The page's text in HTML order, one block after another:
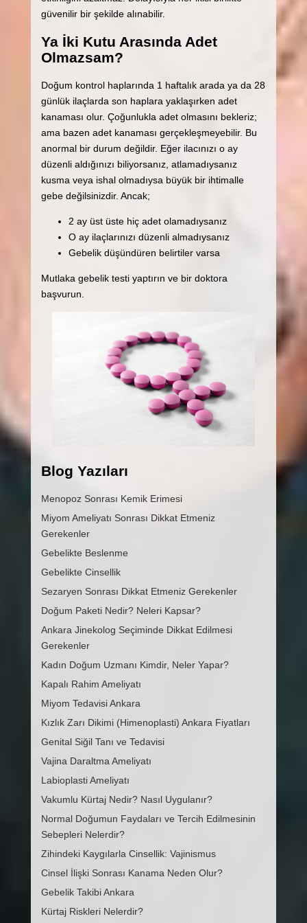
güvenilir bir şekilde alınabilir.
Ya İki Kutu Arasında Adet
Olmazsam?
Doğum kontrol haplarında 1 haftalık arada ya da 28
günlük ilaçlarda son haplara yaklaşırken adet
kanaması olur. Çoğunlukla adet olmasını bekleriz;
ama bazen adet kanaması gerçekleşmeyebilir. Bu
anormal bir durum değildir. Eğer ilacınızı o ay
düzenli aldığınızı biliyorsanız, atlamadıysanız
kusma veya ishal olmadıysa büyük bir ihtimalle
gebe değilsinizdir. Ancak;
2 ay üst üste hiç adet olamadıysanız
O ay ilaçlarınızı düzenli almadıysanız
Gebelik düşündüren belirtiler varsa
Mutlaka gebelik testi yaptırın ve bir doktora
başvurun.
Blog Yazıları
Menopoz Sonrası Kemik Erimesi
Miyom Ameliyatı Sonrası Dikkat Etmeniz
Gerekenler
Gebelikte Beslenme
Gebelikte Cinsellik
Sezaryen Sonrası Dikkat Etmeniz Gerekenler
Doğum Paketi Nedir? Neleri Kapsar?
Ankara Jinekolog Seçiminde Dikkat Edilmesi
Gerekenler
Kadın Doğum Uzmanı Kimdir, Neler Yapar?
Kapalı Rahim Ameliyatı
Miyom Tedavisi Ankara
Kızlık Zarı Dikimi (Himenoplasti) Ankara Fiyatları
Genital Siğil Tanı ve Tedavisi
Vajina Daraltma Ameliyatı
Labioplasti Ameliyatı
Vakumlu Kürtaj Nedir? Nasıl Uygulanır?
Normal Doğumun Faydaları ve Tercih Edilmesinin
Sebepleri Nelerdir?
Zihindeki Kaygılarla Cinsellik: Vajinismus
Cinsel İlişki Sonrası Kanama Neden Olur?
Gebelik Takibi Ankara
Kürtaj Riskleri Nelerdir?